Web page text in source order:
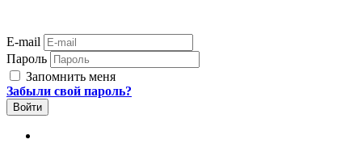
E-mail
Пароль
Запомнить меня
Забыли свой пароль?